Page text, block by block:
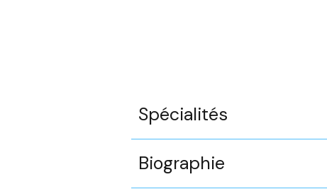
Spécialités
Biographie